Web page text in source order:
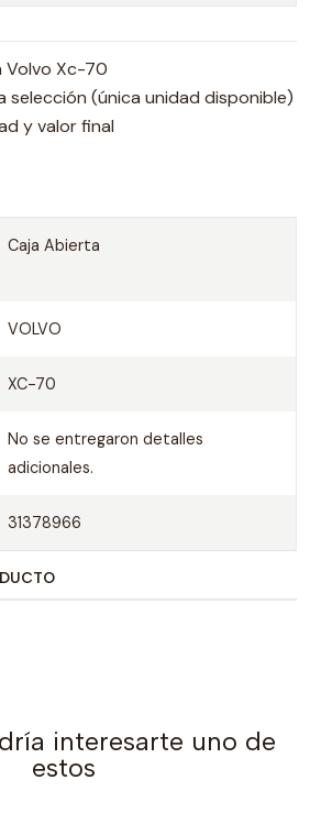
Volvo Xc-70
selección (única unidad disponible)
y valor final
Caja Abierta
VOLVO
XC-70
No se entregaron detalles
adicionales.
31378966
interesarte uno de
estos